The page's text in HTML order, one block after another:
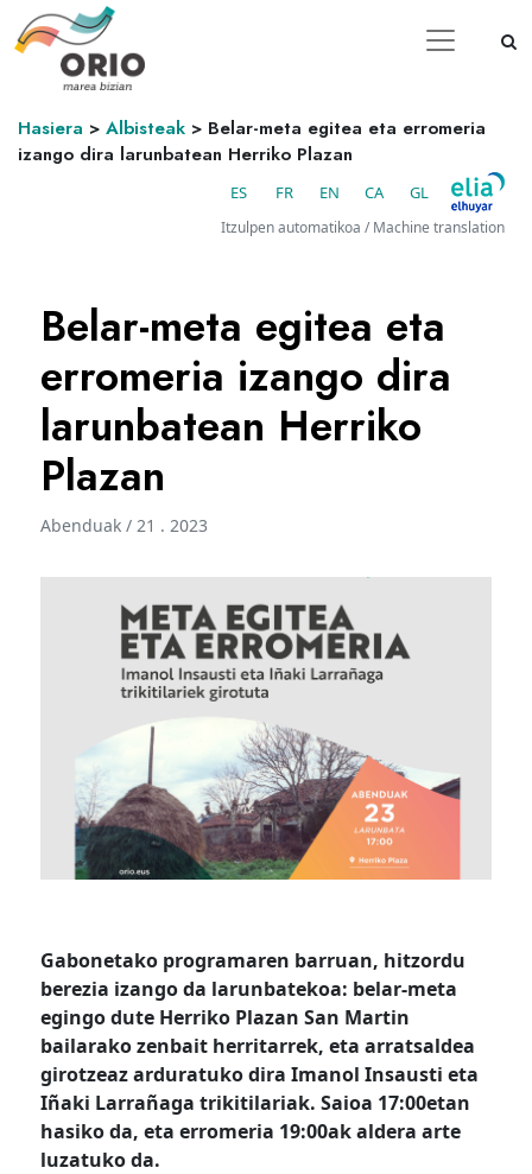
Hasiera > Albisteak > Belar-meta egitea eta erromeria
izango dira larunbatean Herriko Plazan
ES FR EN CA GL
Itzulpen automatikoa / Machine translation
Belar-meta egitea eta
erromeria izango dira
larunbatean Herriko
Plazan
Abenduak / 21 . 2023
Gabonetako programaren barruan, hitzordu
berezia izango da larunbatekoa: belar-meta
egingo dute Herriko Plazan San Martin
bailarako zenbait herritarrek, eta arratsaldea
girotzeaz arduratuko dira Imanol Insausti eta
Iñaki Larrañaga trikitilariak. Saioa 17:00etan
hasiko da, eta erromeria 19:00ak aldera arte
luzatuko da.